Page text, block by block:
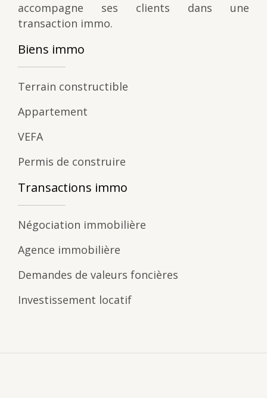
accompagne ses clients dans une
transaction immo.
Biens immo
Terrain constructible
Appartement
VEFA
Permis de construire
Transactions immo
Négociation immobilière
Agence immobilière
Demandes de valeurs foncières
Investissement locatif